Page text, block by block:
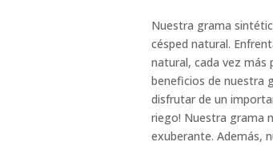
Nuestra grama
césped natural.
natural, cada vez más
beneficios de nuestra
disfrutar de un
riego! Nuestra grama
exuberante. Además,